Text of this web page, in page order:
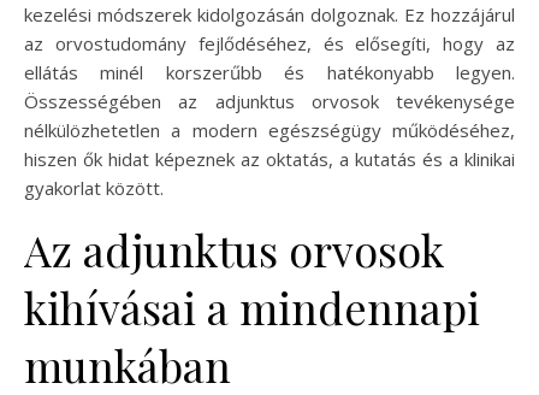
kezelési módszerek kidolgozásán dolgoznak. Ez hozzájárul
az orvostudomány fejlődéséhez, és elősegíti, hogy az
ellátás minél korszerűbb és hatékonyabb legyen.
Összességében az adjunktus orvosok tevékenysége
nélkülözhetetlen a modern egészségügy működéséhez,
hiszen ők hidat képeznek az oktatás, a kutatás és a klinikai
gyakorlat között.
Az adjunktus orvosok
kihívásai a mindennapi
munkában